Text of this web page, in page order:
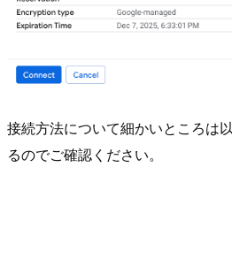
接続方法について細かいところは
るのでご確認ください。